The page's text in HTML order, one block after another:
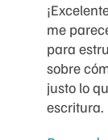
me
para
sobre
justo lo
escritura.